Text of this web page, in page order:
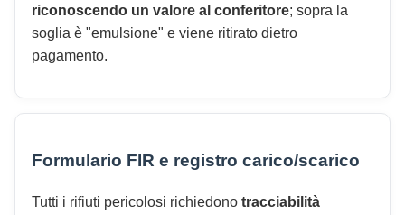
riconoscendo un valore al conferitore; sopra la
soglia è "emulsione" e viene ritirato dietro
pagamento.
Formulario FIR e registro carico/scarico
Tutti i rifiuti pericolosi richiedono tracciabilità